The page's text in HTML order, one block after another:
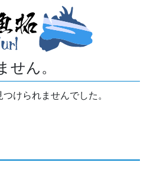
せん。
けられませんでした。